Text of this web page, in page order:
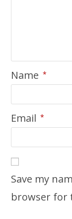
Name *
Email *
Save my
browser for